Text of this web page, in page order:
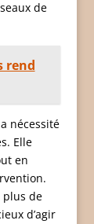
de
rend
nécessité
Elle
en
de
d’agir